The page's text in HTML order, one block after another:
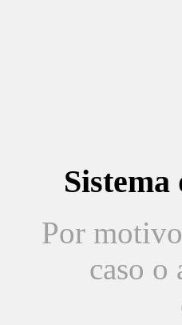
Sistema
Por
caso o